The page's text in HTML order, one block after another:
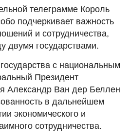
телеграмме Король
подчеркивает важность
и сотрудничества,
двумя государствами.
с национальным
Президент
Александр Ван дер Беллен
в дальнейшем
экономического и
сотрудничества.